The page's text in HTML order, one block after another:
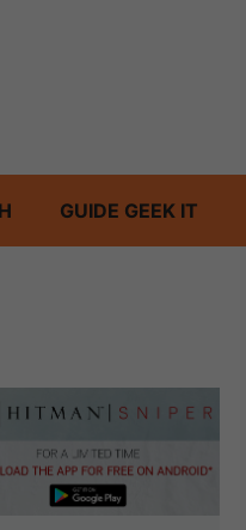
GUIDE GEEK IT